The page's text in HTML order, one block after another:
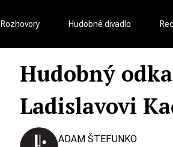
Rozhovory Hudobné divadlo
Hudobný
Ladislavovi
ADAM ŠTEFUNKO